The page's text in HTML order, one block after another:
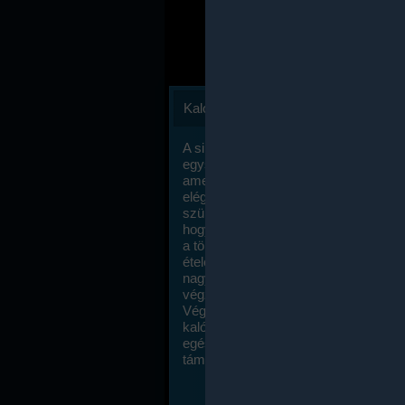
Kalóriaszámlálás
A sikeres fogyás titka valójában igen
egyszerű: égess több energiát, mint
amennyit beviszel. Természetesen
elég nagy fegyelemre és akaraterőre
szükség, de meglepődve fogod
hogy a kalóriaszámolás mennyire
a többi diétához képest. Itt nincsenek
ételek és a megengedett kalóriabevitelt
nagymértékben növelheted ha
végzel.
Végül, de nem utolsó sorban, a
kalóriaszámolás módszerét a legtöbb
egészségügyi szakorvos ajánlja és
támogatja.